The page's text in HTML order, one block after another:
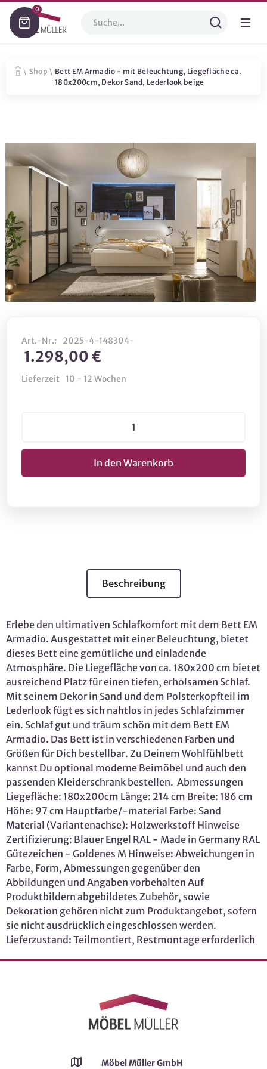
0
\ Shop \ Bett EM Armadio - mit Beleuchtung, Liegefläche ca.
180x200cm, Dekor Sand, Lederlook beige
Art.-Nr.: 2025-4-148304-
1.298,00 €
Lieferzeit 10 - 12 Wochen
Beschreibung
Erlebe den ultimativen Schlafkomfort mit dem Bett EM
Armadio. Ausgestattet mit einer Beleuchtung, bietet
dieses Bett eine gemütliche und einladende
Atmosphäre. Die Liegefläche von ca. 180x200 cm bietet
ausreichend Platz für einen tiefen, erholsamen Schlaf.
Mit seinem Dekor in Sand und dem Polsterkopfteil im
Lederlook fügt es sich nahtlos in jedes Schlafzimmer
ein. Schlaf gut und träum schön mit dem Bett EM
Armadio. Das Bett ist in verschiedenen Farben und
Größen für Dich bestellbar. Zu Deinem Wohlfühlbett
kannst Du optional moderne Beimöbel und auch den
passenden Kleiderschrank bestellen. Abmessungen
Liegefläche: 180x200cm Länge: 214 cm Breite: 186 cm
Höhe: 97 cm Hauptfarbe/-material Farbe: Sand
Material (Variantenachse): Holzwerkstoff Hinweise
Zertifizierung: Blauer Engel RAL - Made in Germany RAL
Gütezeichen - Goldenes M Hinweise: Abweichungen in
Farbe, Form, Abmessungen gegenüber den
Abbildungen und Angaben vorbehalten Auf
Produktbildern abgebildetes Zubehör, sowie
Dekoration gehören nicht zum Produktangebot, sofern
sie nicht ausdrücklich eingeschlossen werden.
Lieferzustand: Teilmontiert, Restmontage erforderlich
Möbel Müller GmbH